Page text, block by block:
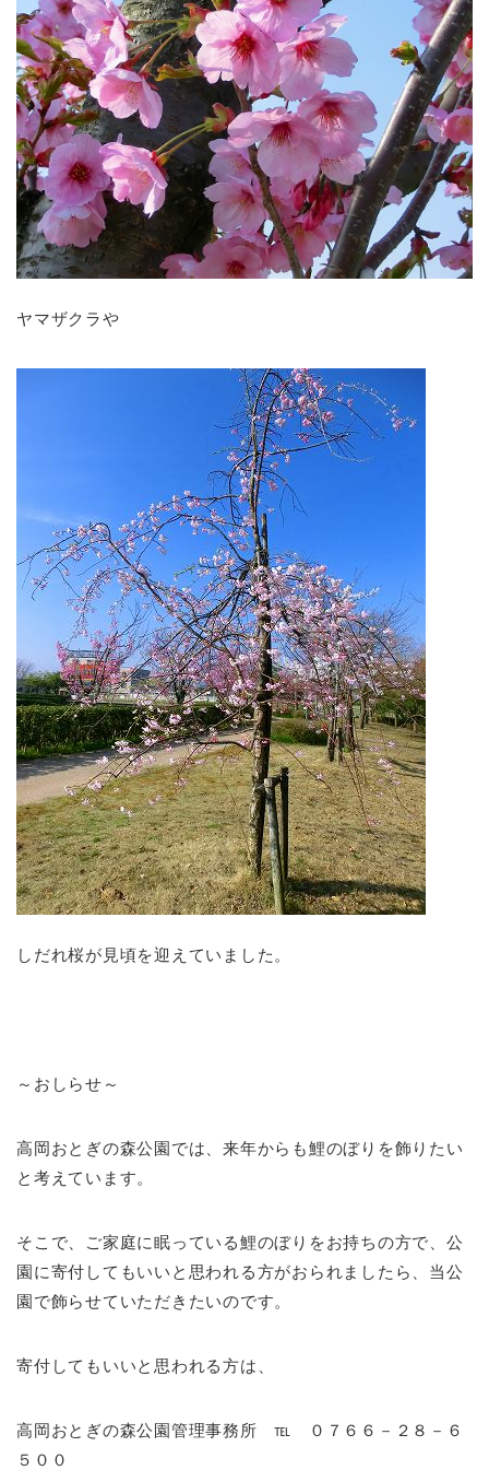
ヤマザクラや
しだれ桜が見頃を迎えていました。
～おしらせ～
高岡おとぎの森公園では、来年からも鯉のぼりを飾りたい
と考えています。
そこで、ご家庭に眠っている鯉のぼりをお持ちの方で、公
園に寄付してもいいと思われる方がおられましたら、当公
園で飾らせていただきたいのです。
寄付してもいいと思われる方は、
高岡おとぎの森公園管理事務所 ℡ ０７６６－２８－６
５００